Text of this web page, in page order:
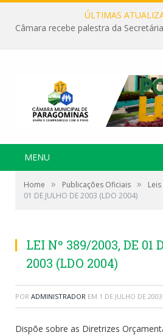
ÚLTIMAS
MENU
Home » Publicações Oficiais » Leis
01 DE JULHO DE 2003 (LDO 2004)
LEI Nº 389/2003, DE 01
2003 (LDO 2004)
POR ADMINISTRADOR EM 1 DE JULHO DE 2003
Dispõe sobre as Diretrizes